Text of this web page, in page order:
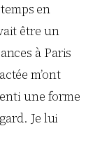
en
être un
à Paris
m’ont
une forme
Je lui